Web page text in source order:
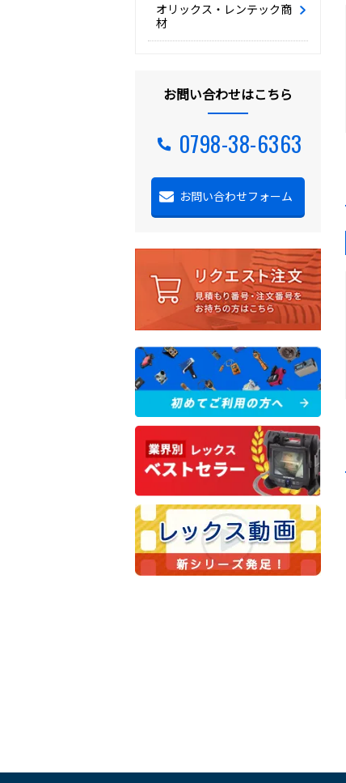
オリックス・レンテック商
材
お問い合わせはこちら
0798-38-6363
お問い合わせフォーム